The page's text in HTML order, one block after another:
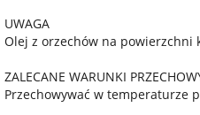
UWAGA
Olej z orzechów na
ZALECANE WARUNKI
Przechowywać w temperaturze